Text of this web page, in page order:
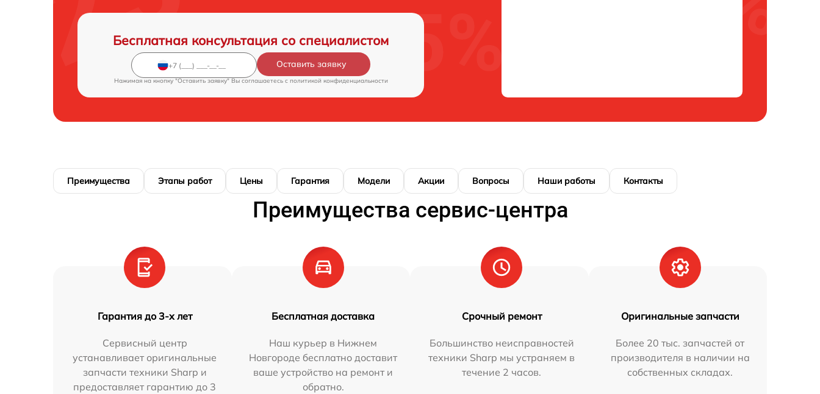
Бесплатная консультация со специалистом
Оставить заявку
Нажимая на кнопку "Оставить заявку" Вы соглашаетесь c политикой конфиденциальности
Преимущества Этапы работ Цены Гарантия Модели Акции Вопросы Наши работы Контакты
Преимущества сервис-центра
Гарантия до 3-х лет
Сервисный центр
устанавливает оригинальные
запчасти техники Sharp и
предоставляет гарантию до 3
Бесплатная доставка
Наш курьер в Нижнем
Новгороде бесплатно доставит
ваше устройство на ремонт и
обратно.
Срочный ремонт
Большинство неисправностей
техники Sharp мы устраняем в
течение 2 часов.
Оригинальные запчасти
Более 20 тыс. запчастей от
производителя в наличии на
собственных складах.